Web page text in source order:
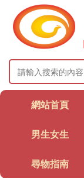
網站首頁
男生女生
尋物指南